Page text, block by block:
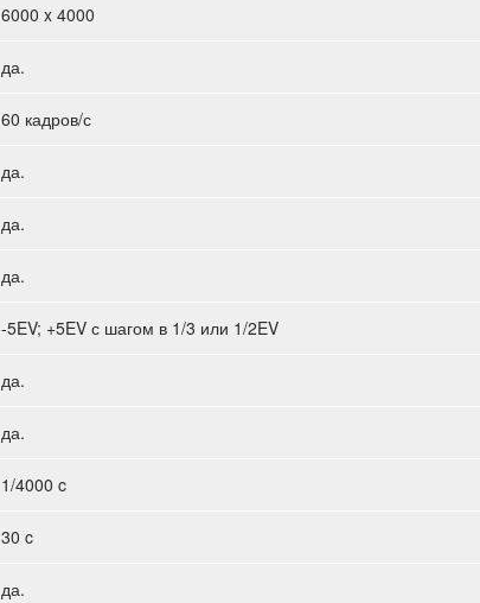
6000 x 4000
да.
60 кадров/с
да.
да.
да.
-5EV; +5EV с шагом в 1/3 или 1/2EV
да.
да.
1/4000 c
30 c
да.